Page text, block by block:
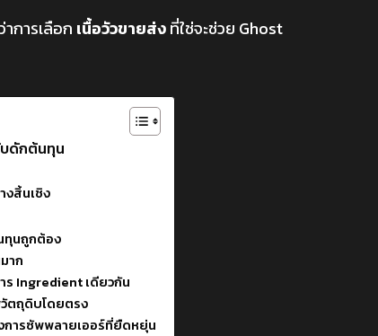
การเลือก เนื้อวัวขายส่งที่ใช่จะช่วย Ghost
ดักต้นทุน
งสิ้นเชิง
ทุนถูกต้อง
าก
Ingredient เดียวกัน
ตถุดิบโดยตรง
การซัพพลายเออร์ที่ยืดหยุ่น